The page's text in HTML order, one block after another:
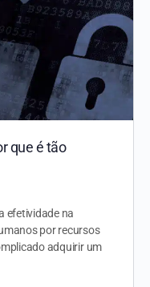
que é tão
efetividade na
por recursos
adquirir um